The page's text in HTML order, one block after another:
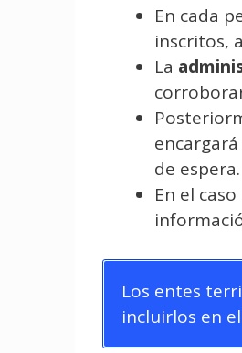
En cada
inscritos,
La
de espera.
En el
Los entes
incluirlos en